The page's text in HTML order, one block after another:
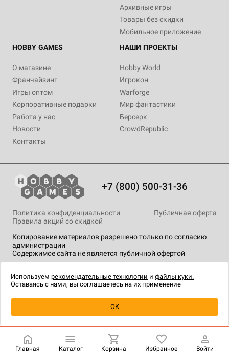
Уведомить о наличии
Архивные игры
Товары без скидки
Мобильное приложение
HOBBY GAMES
О магазине
Франчайзинг
Игры оптом
Корпоративные подарки
Работа у нас
Новости
Контакты
НАШИ ПРОЕКТЫ
Hobby World
Игрокон
Warforge
Мир фантастики
Берсерк
CrowdRepublic
+7 (800) 500-31-36
Копирование материалов разрешено только по согласию
администрации
Содержимое сайта не является публичной офертой
Политика конфиденциальности
Публичная оферта
Правила акций со скидкой
технологии.
Главная Каталог Корзина Избранное Войти
Используем рекомендательные технологии и файлы куки.
Оставаясь с нами, вы соглашаетесь на их применение
OK